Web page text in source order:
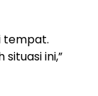
tempat.
ini,”